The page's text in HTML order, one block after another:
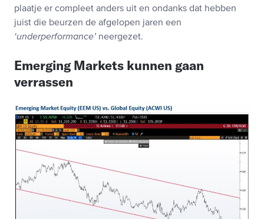
plaatje er compleet anders uit en ondanks dat hebben
juist die beurzen de afgelopen jaren een
‘underperformance’ neergezet.
Emerging Markets kunnen gaan
verrassen